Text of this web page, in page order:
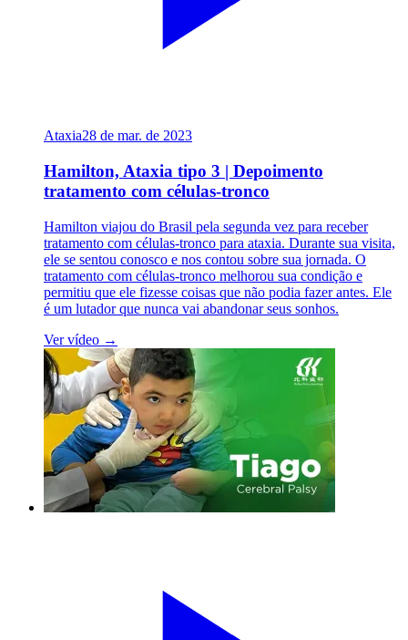
Ataxia28 de mar. de 2023
Hamilton, Ataxia tipo 3 | Depoimento
tratamento com células-tronco
Hamilton viajou do Brasil pela segunda vez para receber
tratamento com células-tronco para ataxia. Durante sua visita,
ele se sentou conosco e nos contou sobre sua jornada. O
tratamento com células-tronco melhorou sua condição e
permitiu que ele fizesse coisas que não podia fazer antes. Ele
é um lutador que nunca vai abandonar seus sonhos.
Ver vídeo →